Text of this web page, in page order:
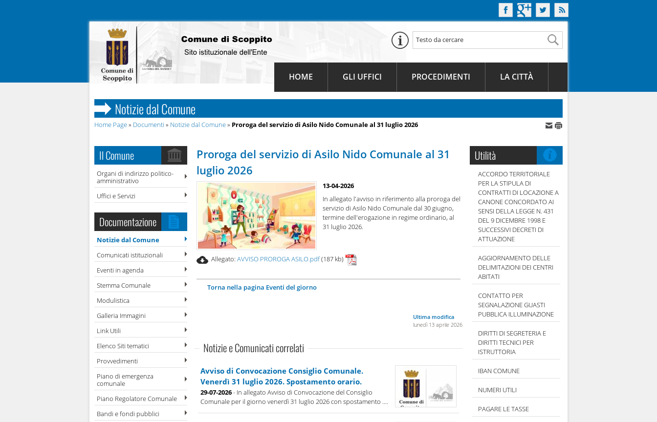
HOME GLI UFFICI PROCEDIMENTI LA CITTÀ
Notizie dal Comune
Home Page» Documenti » Notizie dal Comune» Proroga del servizio di Asilo Nido Comunale al 31 luglio 2026
Il Comune
Organi di indirizzo politico-
amministrativo
Uffici e Servizi
Documentazione
Notizie dal Comune
Comunicati istituzionali
Eventi in agenda
Stemma Comunale
Modulistica
Galleria Immagini
Link Utili
Elenco Siti tematici
Provvedimenti
Piano di emergenza
comunale
Piano Regolatore Comunale
Bandi e fondi pubblici
Utilità
ACCORDO TERRITORIALE
PER LA STIPULA DI
CONTRATTI DI LOCAZIONE A
CANONE CONCORDATO AI
SENSI DELLA LEGGE N. 431
DEL 9 DICEMBRE 1998 E
SUCCESSIVI DECRETI DI
ATTUAZIONE
AGGIORNAMENTO DELLE
DELIMITAZIONI DEI CENTRI
ABITATI
CONTATTO PER
SEGNALAZIONE GUASTI
PUBBLICA ILLUMINAZIONE
DIRITTI DI SEGRETERIA E
DIRITTI TECNICI PER
ISTRUTTORIA
IBAN COMUNE
NUMERI UTILI
PAGARE LE TASSE
Proroga del servizio di Asilo Nido Comunale al 31
luglio 2026
13-04-2026
In allegato l'avviso in riferimento alla proroga del
servizio di Asilo Nido Comunale dal 30 giugno,
termine dell'erogazione in regime ordinario, al
31 luglio 2026.
Allegato: AVVISO PROROGA ASILO.pdf(187 kb)
Torna nella pagina Eventi del giorno
Ultima modifica
lunedì 13 aprile 2026
Notizie e Comunicati correlati
Avviso di Convocazione Consiglio Comunale.
Venerdì 31 luglio 2026. Spostamento orario.
29-07-2026- In allegato Avviso di Convocazione del Consiglio
Comunale per il giorno venerdì 31 luglio 2026 con spostamento ....